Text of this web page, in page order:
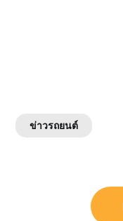
ข่าวรถยนต์